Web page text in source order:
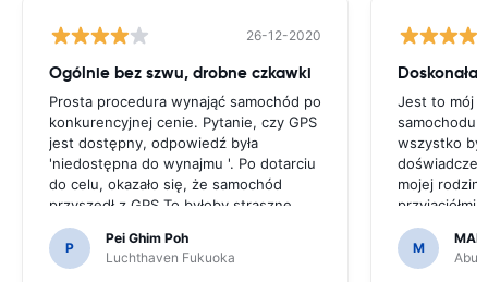
26-12-2020
Ogólnie bez szwu, drobne czkawki
Prosta procedura wynająć samochód po
konkurencyjnej cenie. Pytanie, czy GPS
jest dostępny, odpowiedź była
'niedostępna do wynajmu '. Po dotarciu
do celu, okazało się, że samochód
przyszedł z GPS.To byłoby straszne,
gdybyśmy zdecydowali się na zakup
GPS, ponieważ trzeba było poruszać po
japońskich drogach.
P
Pei Ghim Poh
Luchthaven Fukuoka
Doskonała
Jest to mój
samochodu
wszystko
mojej
przyjaciółmi
jest niedrogi
M
Abu